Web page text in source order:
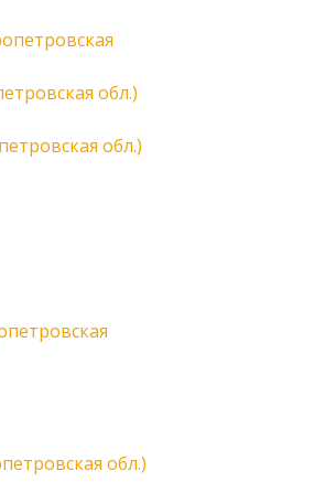
обл.)
обл.)
обл.)